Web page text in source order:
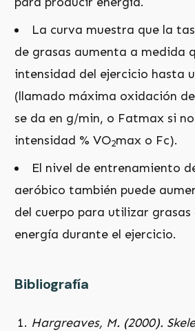
La curva muestra que la
de grasas aumenta a medida
intensidad del ejercicio hasta
(llamado máxima oxidación
se da en g/min, o Fatmax si
intensidad % VO2max o Fc).
El nivel de entrenamiento
aeróbico también puede
del cuerpo para utilizar
energía durante el ejercicio.
Bibliografía
Hargreaves, M. (2000).